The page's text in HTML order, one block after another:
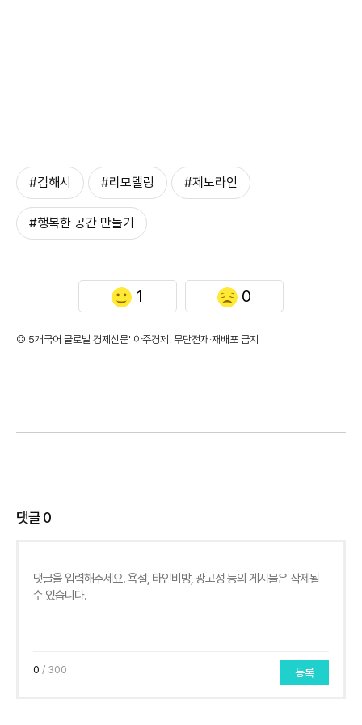
#김해시 #리모델링 #제노라인
#행복한 공간 만들기
1 0
©'5개국어 글로벌 경제신문' 아주경제. 무단전재·재배포 금지
댓글0
0 / 300 등록